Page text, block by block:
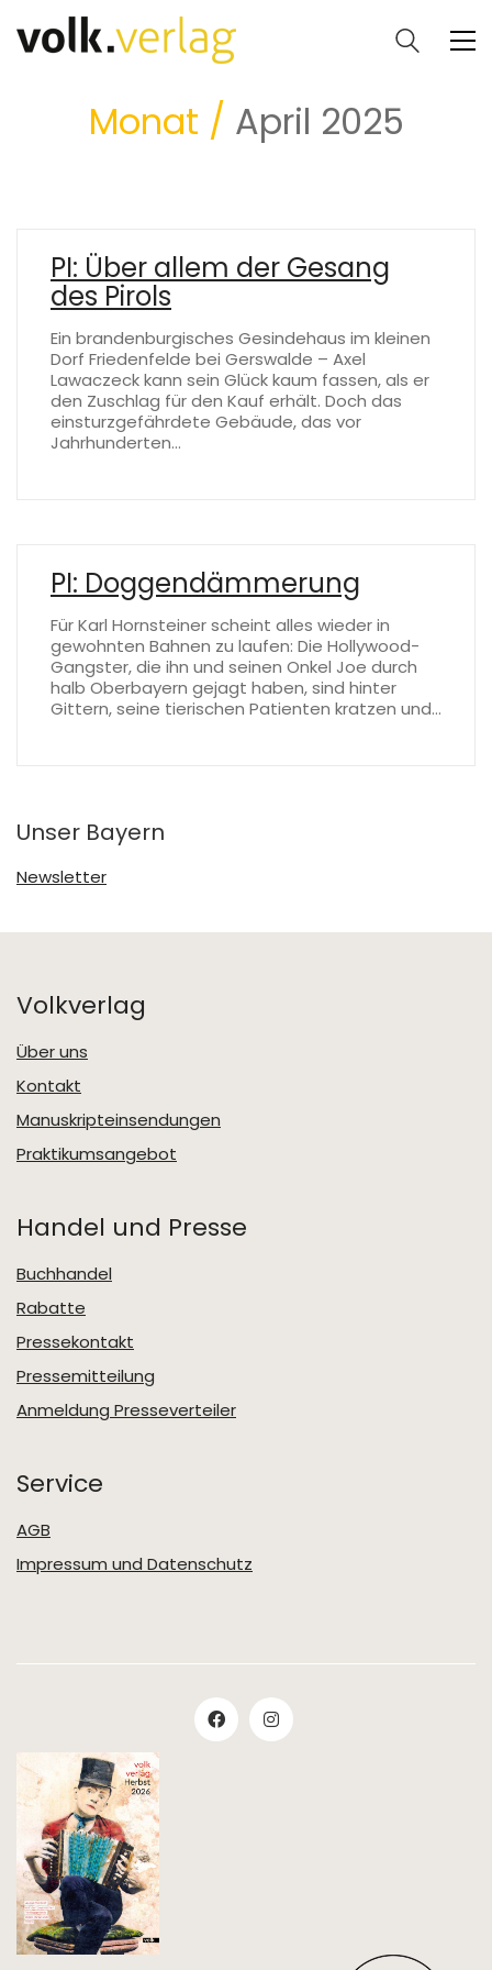
Monat / April 2025
PI: Über allem der Gesang
des Pirols
Ein brandenburgisches Gesindehaus im kleinen
Dorf Friedenfelde bei Gerswalde – Axel
Lawaczeck kann sein Glück kaum fassen, als er
den Zuschlag für den Kauf erhält. Doch das
einsturzgefährdete Gebäude, das vor
Jahrhunderten…
PI: Doggendämmerung
Für Karl Hornsteiner scheint alles wieder in
gewohnten Bahnen zu laufen: Die Hollywood-
Gangster, die ihn und seinen Onkel Joe durch
halb Oberbayern gejagt haben, sind hinter
Gittern, seine tierischen Patienten kratzen und…
Unser Bayern
Newsletter
Volkverlag
Über uns
Kontakt
Manuskripteinsendungen
Praktikumsangebot
Handel und Presse
Buchhandel
Rabatte
Pressekontakt
Pressemitteilung
Anmeldung Presseverteiler
Service
AGB
Impressum und Datenschutz